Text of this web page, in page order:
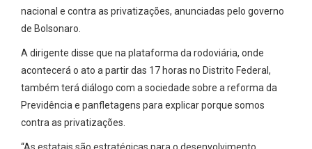
nacional e contra as privatizações, anunciadas pelo governo
de Bolsonaro.
A dirigente disse que na plataforma da rodoviária, onde
acontecerá o ato a partir das 17 horas no Distrito Federal,
também terá diálogo com a sociedade sobre a reforma da
Previdência e panfletagens para explicar porque somos
contra as privatizações.